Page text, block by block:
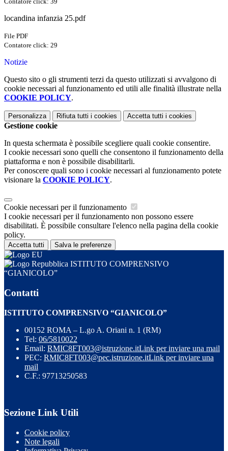
locandina infanzia 25.pdf
File PDF
Contatore click: 29
Notizie
Questo sito o gli strumenti terzi da questo utilizzati si avvalgono di
cookie necessari al funzionamento ed utili alle finalità illustrate nella
COOKIE POLICY.
Personalizza Rifiuta tutti i cookies Accetta tutti i cookies
Gestione cookie
In questa schermata è possibile scegliere quali cookie consentire.
I cookie necessari sono quelli che consentono il funzionamento della
piattaforma e non è possibile disabilitarli.
Per conoscere quali sono i cookie necessari al funzionamento potete
visionare la COOKIE POLICY.
Cookie necessari per il funzionamento
I cookie necessari per il funzionamento non possono essere
disabilitati. È possibile consultare l'elenco nella pagina della cookie
policy.
Accetta tutti Salva le preferenze
ISTITUTO COMPRENSIVO
“GIANICOLO”
Contatti
ISTITUTO COMPRENSIVO “GIANICOLO”
00152 ROMA – L.go A. Oriani n. 1 (RM)
Tel: 06/5810022
Email: RMIC8FT003@istruzione.itLink per inviare una mail
PEC: RMIC8FT003@pec.istruzione.itLink per inviare una
mail
C.F.: 97713250583
Sezione Link Utili
Cookie policy
Note legali